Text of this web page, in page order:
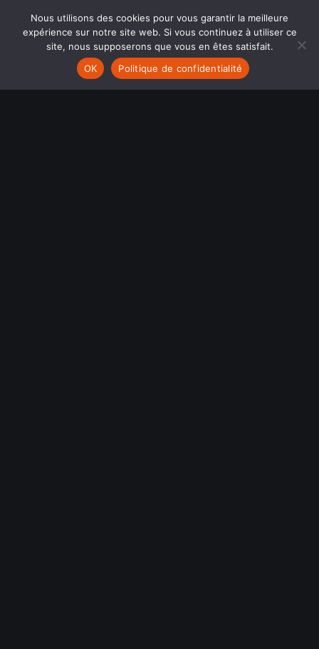
Nous utilisons des cookies pour vous garantir la meilleure
expérience sur notre site web. Si vous continuez à utiliser ce
site, nous supposerons que vous en êtes satisfait.
OK
Politique de confidentialité